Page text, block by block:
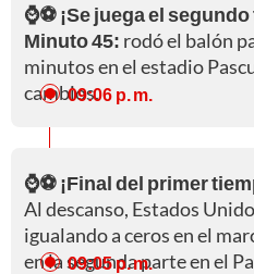
⌚⚽ ¡Se juega el
Minuto 45: rodó el balón
minutos en el estadio
cambios.09:06 p. m.
⌚⚽ ¡Final del primer
Al descanso, Estados
igualando a ceros en el
en la segunda parte en el
09:05 p. m.